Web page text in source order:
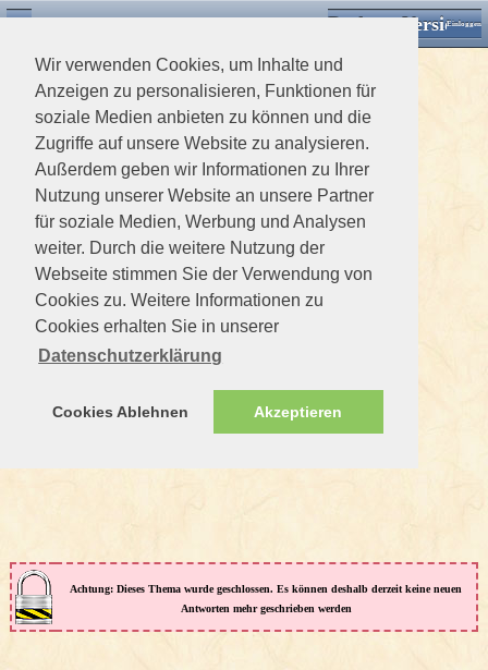
Wir verwenden Cookies, um Inhalte und
Anzeigen zu personalisieren, Funktionen für
soziale Medien anbieten zu können und die
Zugriffe auf unsere Website zu analysieren.
Außerdem geben wir Informationen zu Ihrer
Nutzung unserer Website an unsere Partner
für soziale Medien, Werbung und Analysen
weiter. Durch die weitere Nutzung der
Webseite stimmen Sie der Verwendung von
Cookies zu. Weitere Informationen zu
Cookies erhalten Sie in unserer
Datenschutzerklärung
Cookies Ablehnen Akzeptieren
Desktop VersionEinloggen
Achtung: Dieses Thema wurde geschlossen. Es können deshalb derzeit keine neuen
Antworten mehr geschrieben werden